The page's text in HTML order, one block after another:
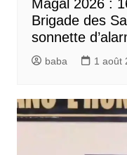
Magal 2026 :
Brigade des
sonnette
baba 1 août